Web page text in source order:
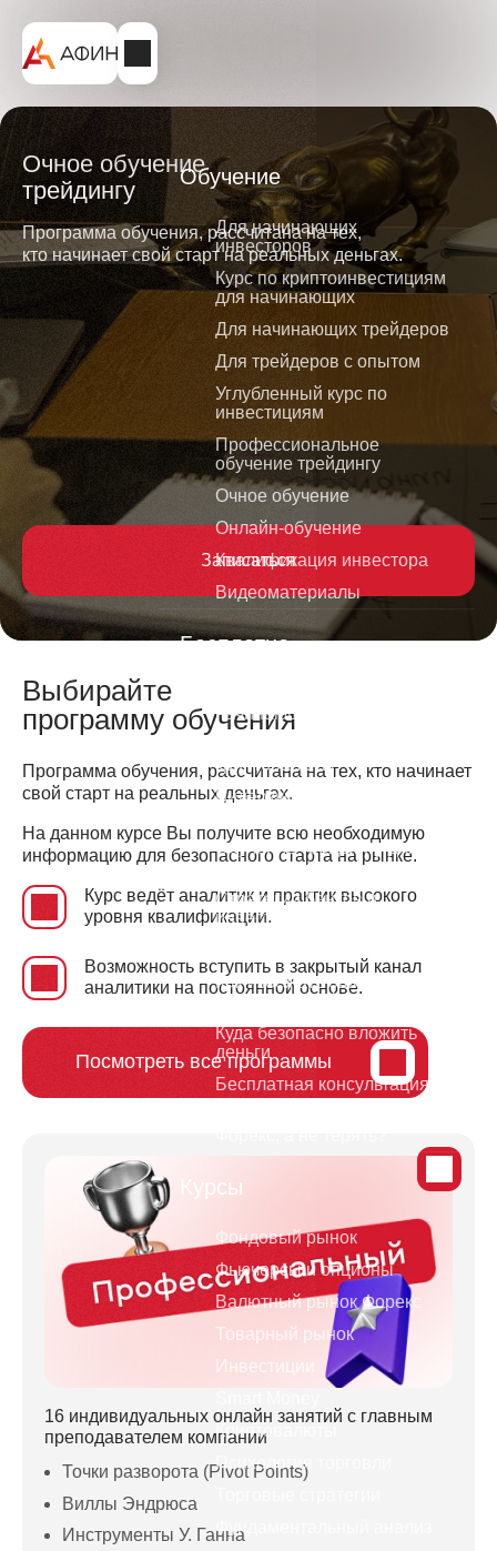
Обучение
Для начинающих
инвесторов
Курс по криптоинвестициям
для начинающих
Для начинающих трейдеров
Для трейдеров с опытом
Углубленный курс по
инвестициям
Профессиональное
обучение трейдингу
Очное обучение
Онлайн-обучение
Квалификация инвестора
Видеоматериалы
Бесплатно
начинающих
криптовалюты
Видеокурс по трейдингу и
Обучение трейдингу для
начинающих
Стратегии банков и
инвестиционных фондов
Как избежать ошибок тех кто
Куда безопасно вложить
деньги
Бесплатная консультация
Курсы
Фондовый рынок
Фьючерсы и опционы
Валютный рынок Форекс
Товарный рынок
Инвестиции
Криптовалюты
Психология торговли
Фундаментальный анализ
Очное обучение
трейдингу
Программа обучения, рассчитана на тех,
кто начинает свой старт на реальных деньгах.
Записаться
Выбирайте
программу обучения
Программа обучения, рассчитана на тех, кто начинает
свой старт на реальных деньгах.
На данном курсе Вы получите всю необходимую
информацию для безопасного старта на рынке.
Курс ведёт аналитик и практик высокого
уровня квалификации.
Возможность вступить в закрытый канал
аналитики на постоянной основе.
Посмотреть все программы
16 индивидуальных онлайн занятий с главным
преподавателем компании
Точки разворота (Pivot Points)
Виллы Эндрюса
Инструменты У. Ганна